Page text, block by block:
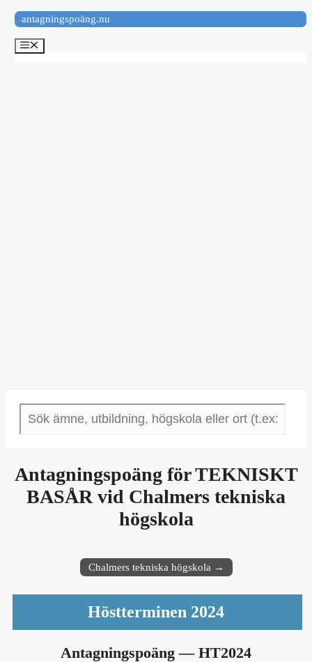
Hoppa
till
innehåll
antagningspoäng.nu
Meny
Antagningspoäng för TEKNISKT
BASÅR vid Chalmers tekniska
högskola
Chalmers tekniska högskola →
Höstterminen 2024
Antagningspoäng— HT2024